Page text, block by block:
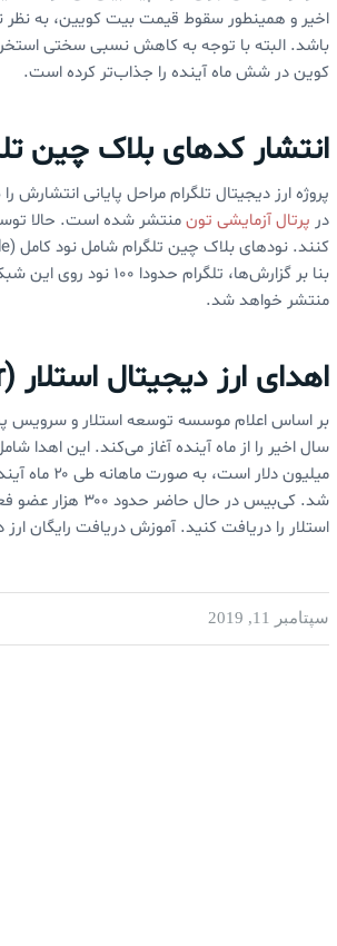
اخیر و همینطور سقوط قیمت بیت کویین، به نظر
باشد. البته با توجه به کاهش نسبی سختی
کوین در شش ماه آینده را جذاب‌تر کرده است.
انتشار کدهای بلاک چین
پروژه ارز دیجیتال تلگرام مراحل پایانی
در پرتال آزمایشی تونمنتشر شده است. حالا
منتشر خواهد شد.
اهدای ارز دیجیتال استلار (Stellar)
میلیون
شد. کی‌بیس در
استلار را دریافت کنید. آموزش دریافت رایگان
سپتامبر 11, 2019